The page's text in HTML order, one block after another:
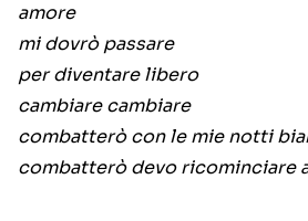
amore
mi dovrò passare
per diventare libero
cambiare cambiare
combatterò con le mie notti
combatterò devo ricominciare